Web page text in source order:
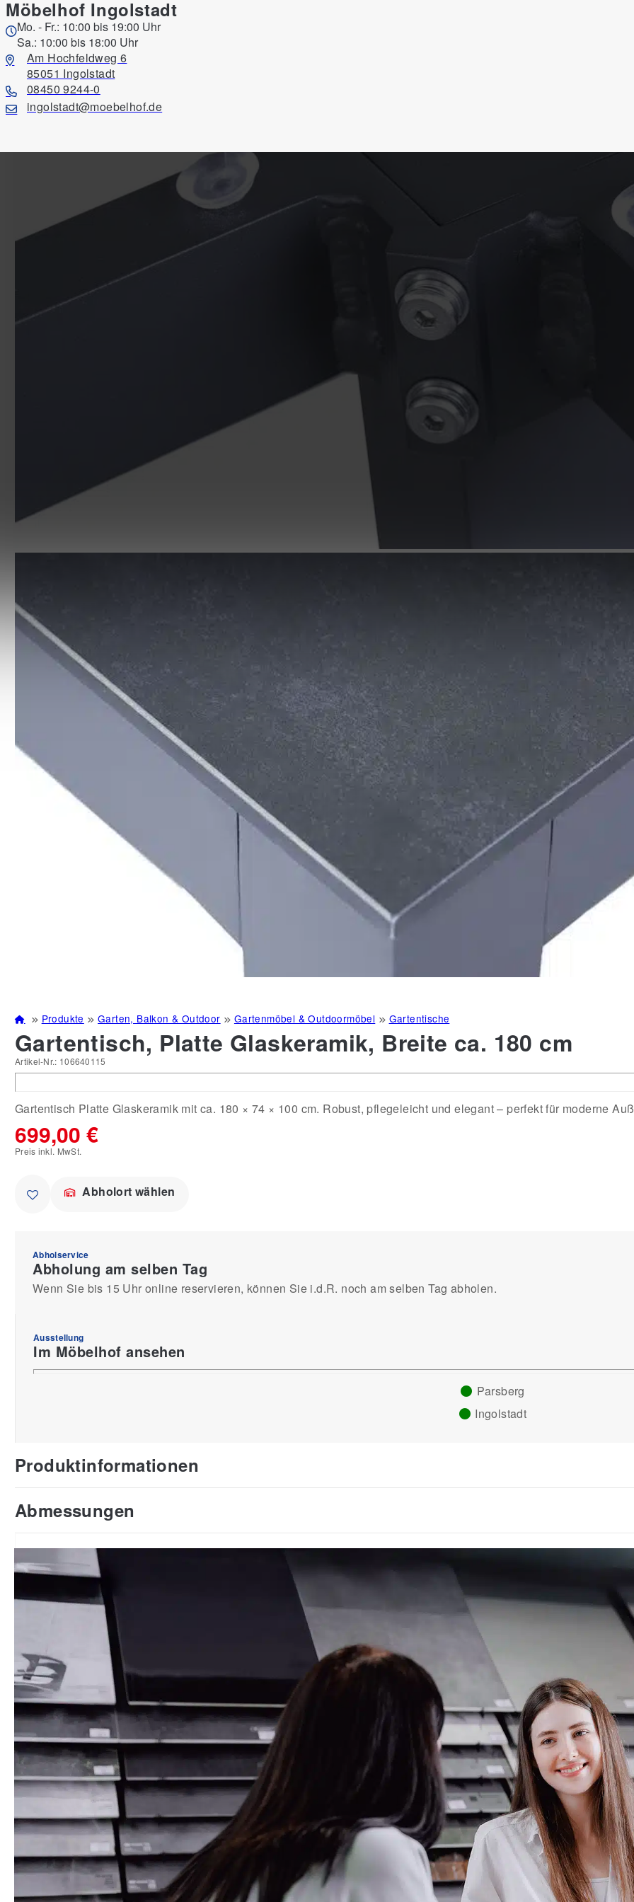
Möbelhof Ingolstadt
Mo. - Fr.: 10:00 bis 19:00 Uhr
Sa.: 10:00 bis 18:00 Uhr
Am Hochfeldweg 6
85051 Ingolstadt
08450 9244-0
ingolstadt@moebelhof.de
Produkte Garten, Balkon & Outdoor Gartenmöbel & Outdoormöbel Gartentische
Gartentisch, Platte Glaskeramik, Breite ca. 180 cm
Artikel-Nr.: 106640115
Gartentisch Platte Glaskeramik mit ca. 180 × 74 × 100 cm. Robust, pflegeleicht und elegant – perfekt für moderne
699,00 €
Preis inkl. MwSt.
Abholort wählen
Abholservice
Abholung am selben Tag
Wenn Sie bis 15 Uhr online reservieren, können Sie i.d.R. noch am selben Tag abholen.
Ausstellung
Im Möbelhof ansehen
Parsberg
Ingolstadt
Produktinformationen
Abmessungen